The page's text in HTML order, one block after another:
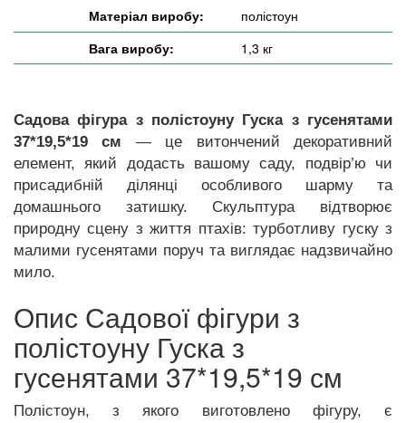
Матеріал виробу:
полістоун
Вага виробу:
1,3 кг
Садова фігура з полістоуну Гуска з гусенятами
37*19,5*19 см — це витончений декоративний
елемент, який додасть вашому саду, подвір’ю чи
присадибній ділянці особливого шарму та
домашнього затишку. Скульптура відтворює
природну сцену з життя птахів: турботливу гуску з
малими гусенятами поруч та виглядає надзвичайно
мило.
Опис Садової фігури з
полістоуну Гуска з
гусенятами 37*19,5*19 см
Полістоун, з якого виготовлено фігуру, є